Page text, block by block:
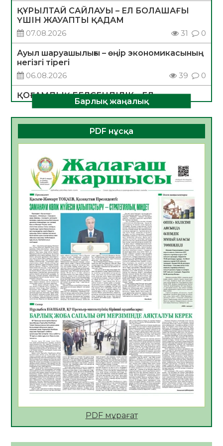
ҚҰРЫЛТАЙ САЙЛАУЫ – ЕЛ БОЛАШАҒЫ
ҮШІН ЖАУАПТЫ ҚАДАМ
07.08.2026
31 0
Ауыл шаруашылығы – өңір экономикасының
негізгі тірегі
06.08.2026
39 0
ҚОҒАМДЫҚ БЕЛСЕНДІЛІК – ЕЛ
ДАМУЫНЫҢ НЕГІЗІ
06.08.2026
36 0
ҚҰРЫЛТАЙ САЙЛАУЫ – БОЛАШАҚҚА
БАСТАР ЖАУАПТЫ ТАҢДАУ
06.08.2026
Инфекциялық ауруларға қарсы иммундау
жұмыстарының тиімділігі
06.08.2026
40
Көкжөтел ауруы туралы
06.08.2026
36
АПВ вакцинасы туралы мәлімет
06.08.2026
36
Open Air: Қызылорда облысы полиция
департаменті 20 мыңнан астам
көрерменнің қауіпсіздігін қамтамасыз етті
06.08.2026
48
ҚЫЗЫЛОРДАДА «САНАЛЫ ҰРПАҚ –
ЖАРҚЫН БОЛАШАҚ» АТТЫ КЕҢЕЙТІЛГЕН
МӘЖІЛІС ӨТТІ
05.08.2026
49
Қазақстан Орталық Азиядағы көшуге ең
азаматтың міндеті
Барлық жаңалық
PDF нұсқа
PDF мұрағат